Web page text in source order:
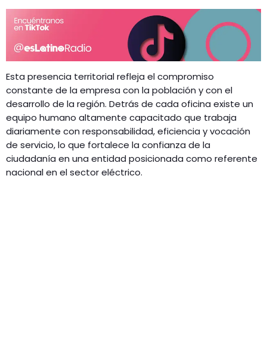
Esta presencia territorial refleja el compromiso
constante de la empresa con la población y con el
desarrollo de la región. Detrás de cada oficina existe un
equipo humano altamente capacitado que trabaja
diariamente con responsabilidad, eficiencia y vocación
de servicio, lo que fortalece la confianza de la
ciudadanía en una entidad posicionada como referente
nacional en el sector eléctrico.